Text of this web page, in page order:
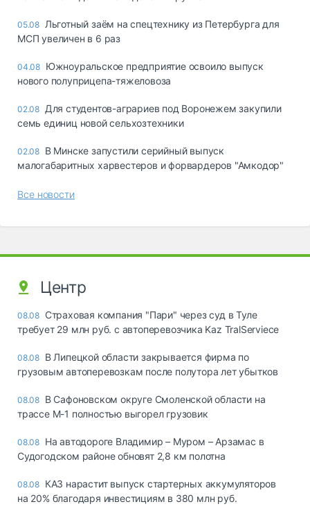
05.08 Льготный заём на спецтехнику из Петербурга для
МСП увеличен в 6 раз
04.08 Южноуральское предприятие освоило выпуск
нового полуприцепа-тяжеловоза
02.08 Для студентов-аграриев под Воронежем закупили
семь единиц новой сельхозтехники
02.08 В Минске запустили серийный выпуск
малогабаритных харвестеров и форвардеров "Амкодор"
Все новости
Центр
08.08 Страховая компания "Пари" через суд в Туле
требует 29 млн руб. с автоперевозчика Kaz TralServiece
08.08 В Липецкой области закрывается фирма по
грузовым автоперевозкам после полутора лет убытков
08.08 В Сафоновском округе Смоленской области на
трассе М-1 полностью выгорел грузовик
08.08 На автодороге Владимир – Муром – Арзамас в
Судогодском районе обновят 2,8 км полотна
08.08 КАЗ нарастит выпуск стартерных аккумуляторов
на 20% благодаря инвестициям в 380 млн руб.